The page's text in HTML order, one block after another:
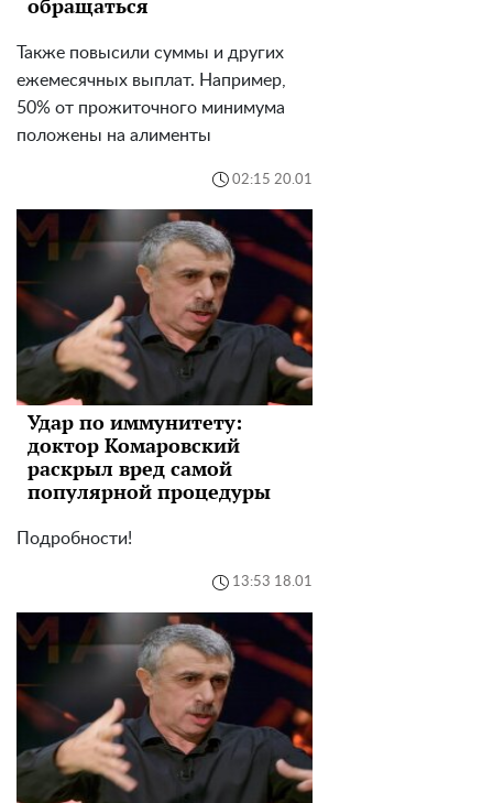
обращаться
Также повысили суммы и других
ежемесячных выплат. Например,
50% от прожиточного минимума
положены на алименты
02:15 20.01
Удар по иммунитету:
доктор Комаровский
раскрыл вред самой
популярной процедуры
Подробности!
13:53 18.01